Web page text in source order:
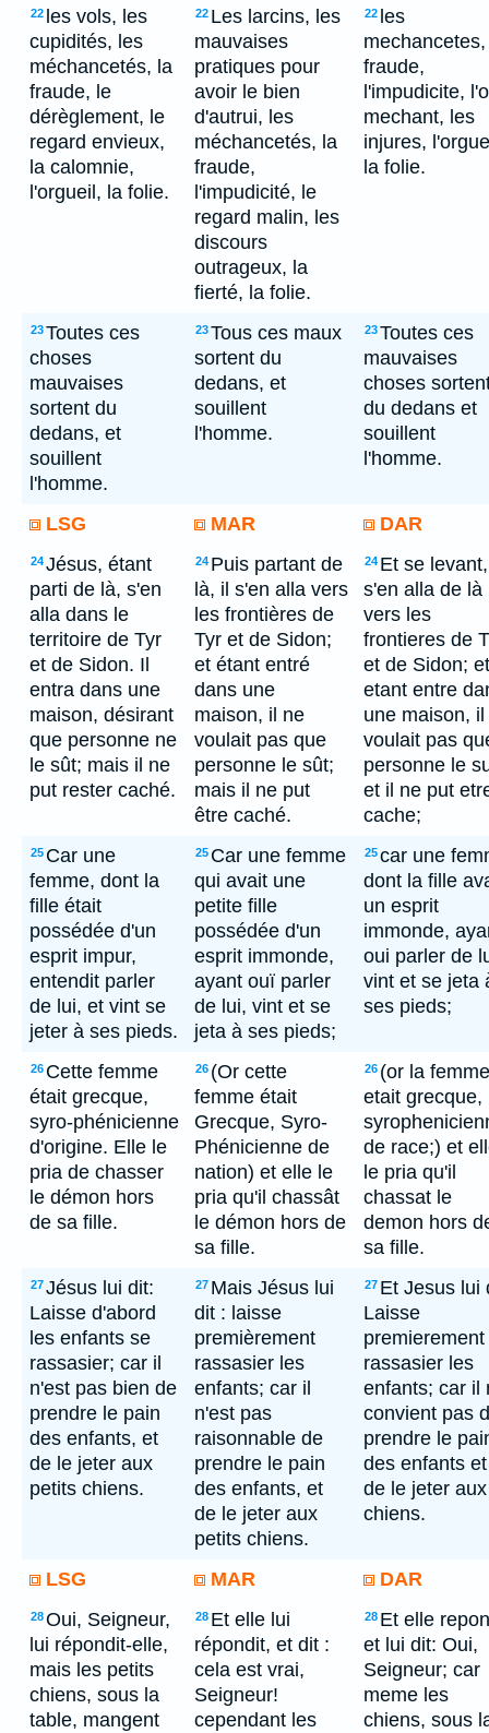
22 les vols, les
cupidités, les
méchancetés, la
fraude, le
dérèglement, le
regard envieux,
la calomnie,
l'orgueil, la folie.
22 Les larcins, les
mauvaises
pratiques pour
avoir le bien
d'autrui, les
méchancetés, la
fraude,
l'impudicité, le
regard malin, les
discours
outrageux, la
fierté, la folie.
22 les
fraude,
l'impudicite,
mechant, les
injures,
la folie.
23Toutes ces
choses
mauvaises
sortent du
dedans, et
souillent
l'homme.
23Tous ces maux
sortent du
dedans, et
souillent
l'homme.
23Toutes ces
mauvaises
choses
du dedans et
souillent
l'homme.
LSG MAR DAR
24Jésus, étant
parti de là, s'en
alla dans le
territoire de Tyr
et de Sidon. Il
entra dans une
maison, désirant
que personne ne
le sût; mais il ne
put rester caché.
24 Puis partant de
là, il s'en alla vers
les frontières de
Tyr et de Sidon;
et étant entré
dans une
maison, il ne
voulait pas que
personne le sût;
mais il ne put
être caché.
24 Et se
s'en alla de là
vers les
frontieres de
et de Sidon; et
etant entre
une maison, il
voulait pas
personne le
et il ne put
cache;
25 Car une
femme, dont la
fille était
possédée d'un
esprit impur,
entendit parler
de lui, et vint se
jeter à ses pieds.
25 Car une femme
qui avait une
petite fille
possédée d'un
esprit immonde,
ayant ouï parler
de lui, vint et se
jeta à ses pieds;
25car une
dont la fille
un esprit
immonde,
oui parler de
vint et se jeta
ses pieds;
26 Cette femme
était grecque,
syro-phénicienne
d'origine. Elle le
pria de chasser
le démon hors
de sa fille.
26 (Or cette
femme était
Grecque, Syro-
Phénicienne de
nation) et elle le
pria qu'il chassât
le démon hors de
sa fille.
26 (or la femme
etait grecque,
de race;) et
le pria qu'il
chassat le
demon hors
sa fille.
27Jésus lui dit:
Laisse d'abord
les enfants se
rassasier; car il
n'est pas bien de
prendre le pain
des enfants, et
de le jeter aux
petits chiens.
27 Mais Jésus lui
dit : laisse
premièrement
rassasier les
enfants; car il
n'est pas
raisonnable de
prendre le pain
des enfants, et
de le jeter aux
petits chiens.
27 Et Jesus lui
Laisse
premierement
rassasier les
enfants; car il
convient pas
prendre le
des enfants et
de le jeter aux
chiens.
LSG MAR DAR
28Oui, Seigneur,
lui répondit-elle,
mais les petits
chiens, sous la
table, mangent
28 Et elle lui
répondit, et dit :
cela est vrai,
Seigneur!
cependant les
28 Et elle
et lui dit: Oui,
Seigneur; car
meme les
chiens, sous